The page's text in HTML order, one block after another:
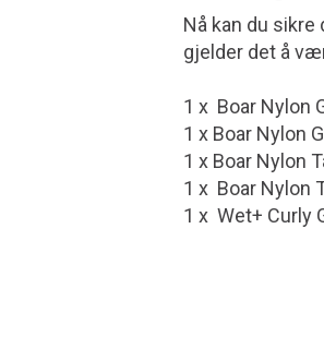
Nå kan du
gjelder det å
1 x Boar Nylon
1 x Boar Nylon
1 x Boar Nylon
1 x Boar Nylon
1 x Wet+ Curly